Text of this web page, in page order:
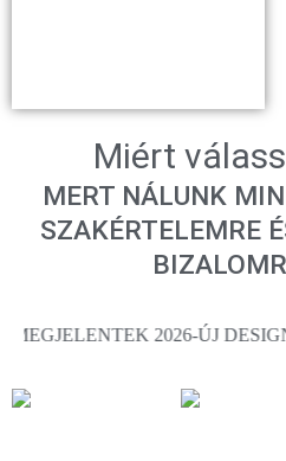
Miért
MERT NÁLUNK
SZAKÉRTELEMRE
2026-ÚJ DESIGN TERVEZETT